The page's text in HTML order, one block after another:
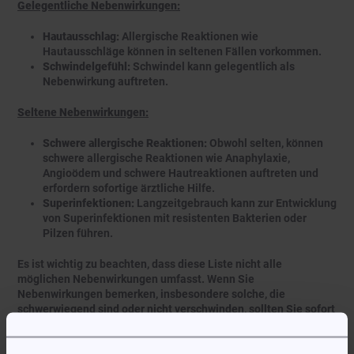
Gelegentliche Nebenwirkungen:
Hautausschlag: Allergische Reaktionen wie
Hautausschläge können in seltenen Fällen vorkommen.
Schwindelgefühl: Schwindel kann gelegentlich als
Nebenwirkung auftreten.
Seltene Nebenwirkungen:
Schwere allergische Reaktionen: Obwohl selten, können
schwere allergische Reaktionen wie Anaphylaxie,
Angioödem und schwere Hautreaktionen auftreten und
erfordern sofortige ärztliche Hilfe.
Superinfektionen: Langzeitgebrauch kann zur Entwicklung
von Superinfektionen mit resistenten Bakterien oder
Pilzen führen.
Es ist wichtig zu beachten, dass diese Liste nicht alle
möglichen Nebenwirkungen umfasst. Wenn Sie
Nebenwirkungen bemerken, insbesondere solche, die
schwerwiegend sind oder nicht verschwinden, sollten Sie sofort